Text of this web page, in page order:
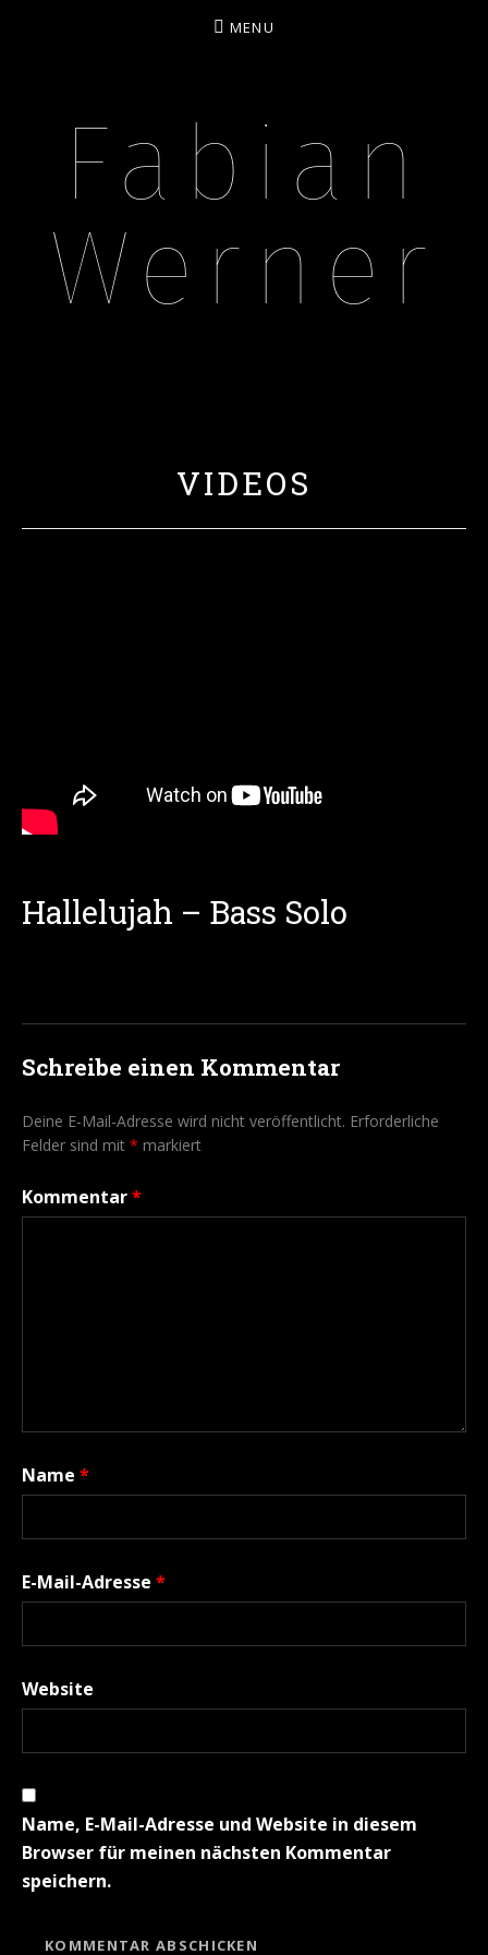
Fabian
Werner
MENU
VIDEOS
Hallelujah – Bass Solo
Schreibe einen Kommentar
Deine E-Mail-Adresse wird nicht veröffentlicht. Erforderliche
Felder sind mit * markiert
Kommentar*
Name *
E-Mail-Adresse *
Website
Name, E-Mail-Adresse und Website in diesem
Browser für meinen nächsten Kommentar
speichern.